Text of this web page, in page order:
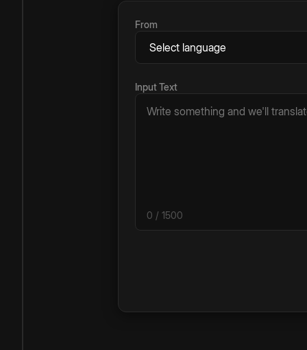
From
Input Text
0 / 1500